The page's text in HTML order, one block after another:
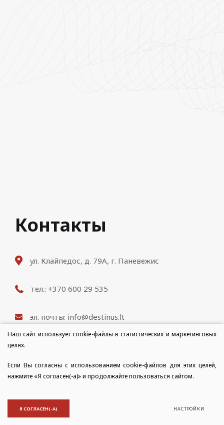
Контакты
ул. Клайпедос, д. 79A, г. Паневежис
тел.: +370 600 29 535
эл. почты: info@destinus.lt
© 2021 Все права защищены
Наш сайт использует cookie-файлы в статистических и маркетинговых
целях.
Если Вы согласны с использованием cookie-файлов для этих целей,
нажмите «Я согласен(-а)» и продолжайте пользоваться сайтом.
Я СОГЛАСЕН(-А) НАСТРОЙКИ